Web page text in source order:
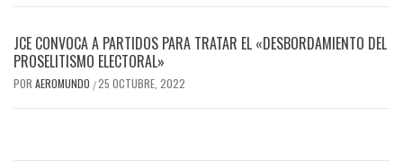
JCE CONVOCA A PARTIDOS PARA TRATAR EL «DESBORDAMIENTO DEL
PROSELITISMO ELECTORAL»
POR AEROMUNDO /25 OCTUBRE, 2022